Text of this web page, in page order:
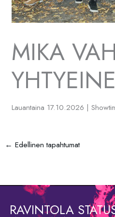
MIKA
Lauantaina 17.10.2026 |
← Edellinen tapahtumat
RAVINTOLA